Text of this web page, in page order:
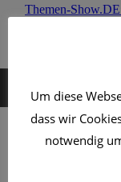
MENÜ
SCHLAGWORT:
Um diese
dass wir
notwendig